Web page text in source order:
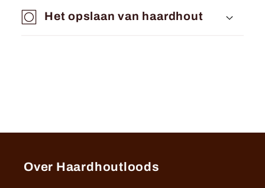
c
o
Het opslaan van haardhout
Over Haardhoutloods